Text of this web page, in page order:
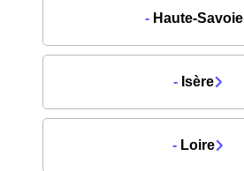
-Haute-Savoie
- Isère
- Loire